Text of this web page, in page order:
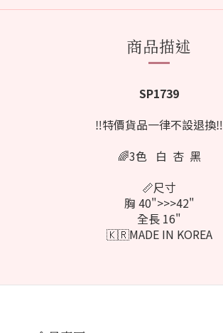
商品描述
SP1739
‼️特價貨品一律不設退換‼️
🌈3色 白 杏 黑
📏尺寸
胸 40">>>42"
全長 16"
🇰🇷MADE IN KOREA